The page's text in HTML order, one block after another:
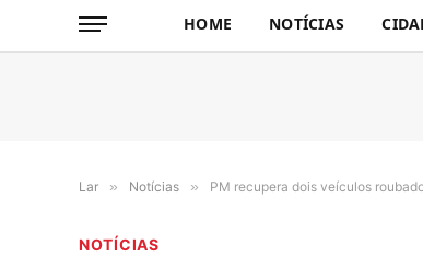
HOME NOTÍCIAS
Lar » Notícias » PM recupera dois veículos
NOTÍCIAS